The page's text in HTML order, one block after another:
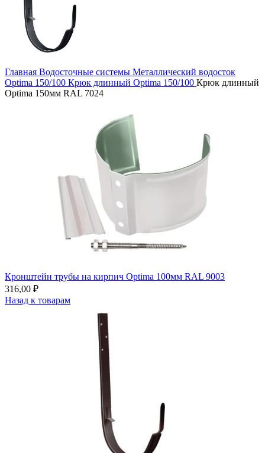
Главная Водосточные системы Металлический водосток
Optima 150/100 Крюк длинный Optima 150/100 Крюк длинный
Optima 150мм RAL 7024
Кронштейн трубы на кирпич Optima 100мм RAL 9003
316,00 ₽
Назад к товарам